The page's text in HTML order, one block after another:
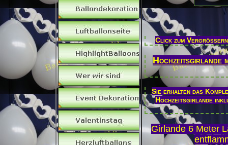
Click zum
Hochzeitsgirlande
Sie erhalten das
Hochzeitsgirlande
Girlande 6 Meter